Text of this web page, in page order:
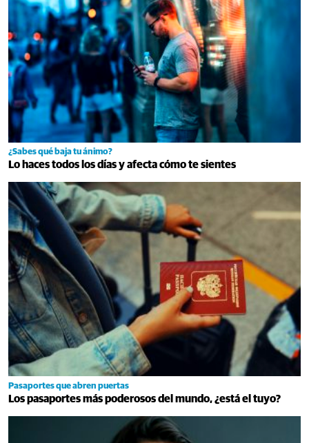
¿Sabes qué baja tu ánimo?
Lo haces todos los días y afecta cómo te sientes
Pasaportes que abren puertas
Los pasaportes más poderosos del mundo, ¿está el tuyo?